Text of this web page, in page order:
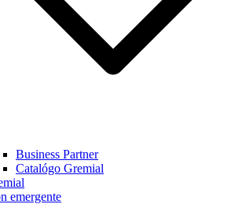
Business Partner
Catalógo Gremial
emergente